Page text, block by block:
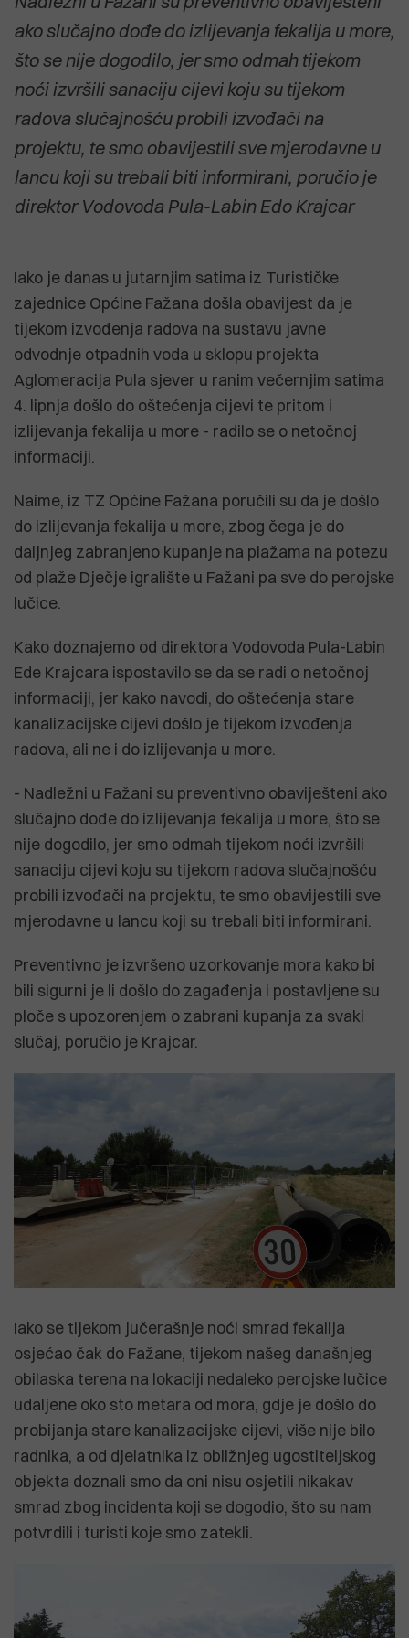
ako slučajno dođe do izlijevanja fekalija u more,
što se nije dogodilo, jer smo odmah tijekom
noći izvršili sanaciju cijevi koju su tijekom
radova slučajnošću probili izvođači na
projektu, te smo obavijestili sve mjerodavne u
lancu koji su trebali biti informirani, poručio je
direktor Vodovoda Pula-Labin Edo Krajcar
Iako je danas u jutarnjim satima iz Turističke
zajednice Općine Fažana došla obavijest da je
tijekom izvođenja radova na sustavu javne
odvodnje otpadnih voda u sklopu projekta
Aglomeracija Pula sjever u ranim večernjim satima
4. lipnja došlo do oštećenja cijevi te pritom i
izlijevanja fekalija u more - radilo se o netočnoj
informaciji.
Naime, iz TZ Općine Fažana poručili su da je došlo
do izlijevanja fekalija u more, zbog čega je do
daljnjeg zabranjeno kupanje na plažama na potezu
od plaže Dječje igralište u Fažani pa sve do perojske
lučice.
Kako doznajemo od direktora Vodovoda Pula-Labin
Ede Krajcara ispostavilo se da se radi o netočnoj
informaciji, jer kako navodi, do oštećenja stare
kanalizacijske cijevi došlo je tijekom izvođenja
radova, ali ne i do izlijevanja u more.
- Nadležni u Fažani su preventivno obaviješteni ako
slučajno dođe do izlijevanja fekalija u more, što se
nije dogodilo, jer smo odmah tijekom noći izvršili
sanaciju cijevi koju su tijekom radova slučajnošću
probili izvođači na projektu, te smo obavijestili sve
mjerodavne u lancu koji su trebali biti informirani.
Preventivno je izvršeno uzorkovanje mora kako bi
bili sigurni je li došlo do zagađenja i postavljene su
ploče s upozorenjem o zabrani kupanja za svaki
slučaj, poručio je Krajcar.
Iako se tijekom jučerašnje noći smrad fekalija
osjećao čak do Fažane, tijekom našeg današnjeg
obilaska terena na lokaciji nedaleko perojske lučice
udaljene oko sto metara od mora, gdje je došlo do
probijanja stare kanalizacijske cijevi, više nije bilo
radnika, a od djelatnika iz obližnjeg ugostiteljskog
objekta doznali smo da oni nisu osjetili nikakav
smrad zbog incidenta koji se dogodio, što su nam
potvrdili i turisti koje smo zatekli.